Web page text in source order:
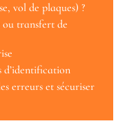
vol de plaques) ?
transfert de
d’identification
erreurs et sécuriser